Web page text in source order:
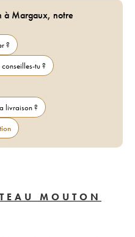
à Margaux, notre
?
tu ?
livraison ?
MOUTON